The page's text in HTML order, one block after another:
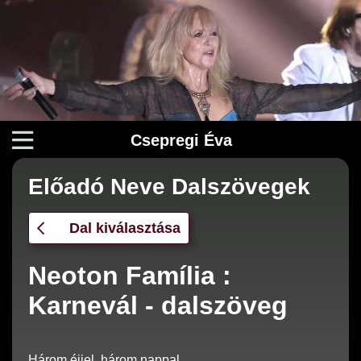
Csepregi Éva
Előadó Neve Dalszövegek
Dal kiválasztása
Neoton Família :
Karnevál - dalszöveg